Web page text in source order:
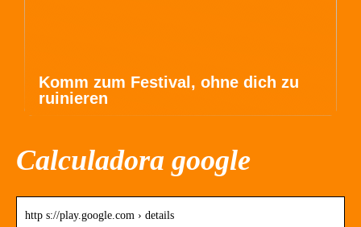
Komm zum Festival, ohne dich zu
ruinieren
Calculadora google
http s://play.google.com › details